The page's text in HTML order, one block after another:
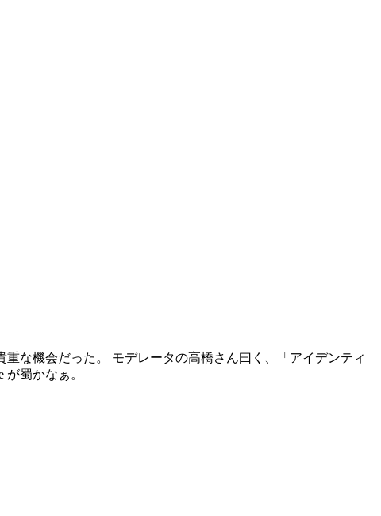
な機会だった。 モデレータの高橋さん曰く、「アイデンティ
蜀かなぁ。